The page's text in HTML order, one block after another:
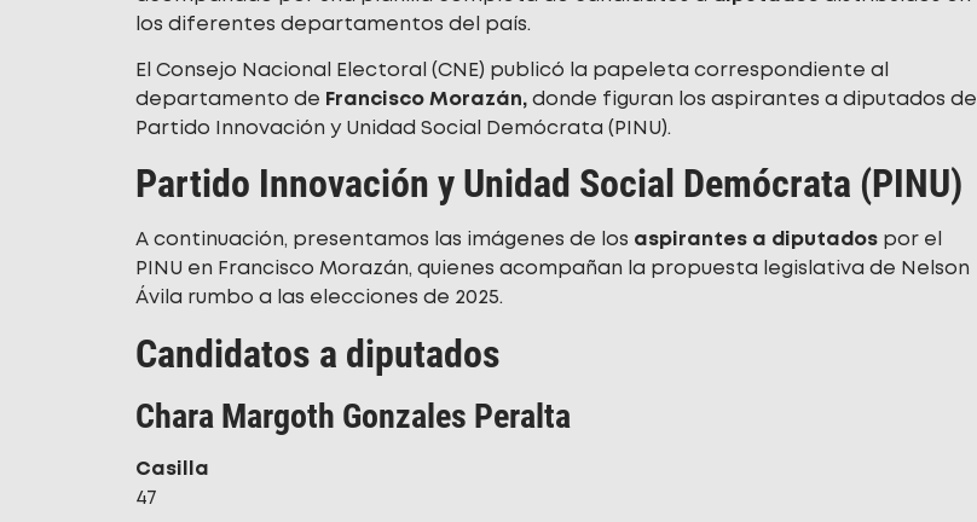
los diferentes departamentos del país.
El Consejo Nacional Electoral (CNE) publicó la papeleta correspondiente al
departamento de Francisco Morazán, donde figuran los aspirantes a diputados del
Partido Innovación y Unidad Social Demócrata (PINU).
Partido Innovación y Unidad Social Demócrata (PINU)
A continuación, presentamos las imágenes de los aspirantes a diputados por el
PINU en Francisco Morazán, quienes acompañan la propuesta legislativa de Nelson
Ávila rumbo a las elecciones de 2025.
Candidatos a diputados
Chara Margoth Gonzales Peralta
Casilla
47